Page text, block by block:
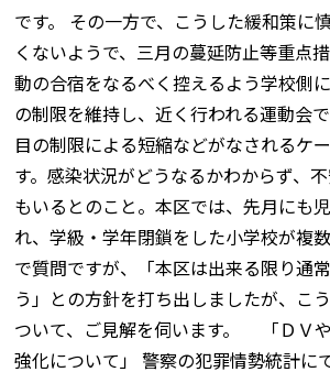
です。 その一方で、こうした緩和策に
くないようで、三月の蔓延防止等重点
動の合宿をなるべく控えるよう学校側
の制限を維持し、近く行われる運動会
目の制限による短縮などがなされるケ
す。感染状況がどうなるかわからず、
もいるとのこと。本区では、先月にも
れ、学級・学年閉鎖をした小学校が複
で質問ですが、「本区は出来る限り通
う」との方針を打ち出しましたが、こ
ついて、ご見解を伺います。 「ＤＶ
強化について」 警察の犯罪情勢統計に